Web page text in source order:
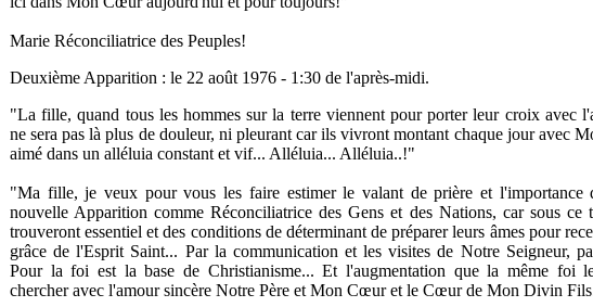
Marie Réconciliatrice des Peuples!
Deuxième Apparition : le 22 août 1976 - 1:30 de l'après-midi.
"La fille, quand tous les hommes sur la terre viennent pour porter leur croix avec
ne sera pas là plus de douleur, ni pleurant car ils vivront montant chaque jour avec
aimé dans un alléluia constant et vif... Alléluia... Alléluia..!"
"Ma fille, je veux pour vous les faire estimer le valant de prière et l'importance
nouvelle Apparition comme Réconciliatrice des Gens et des Nations, car sous ce
trouveront essentiel et des conditions de déterminant de préparer leurs âmes pour
grâce de l'Esprit Saint... Par la communication et les visites de Notre Seigneur,
Pour la foi est la base de Christianisme... Et l'augmentation que la même foi
chercher avec l'amour sincère Notre Père et Mon Cœur et le Cœur de Mon Divin